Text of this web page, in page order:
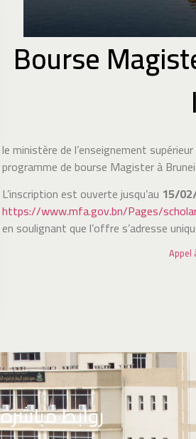
Bourse
le ministère de l’enseignement
programme de bourse Magister à
L’inscription est ouverte jusqu’au 15/
https://www.mfa.gov.bn/Pages/
en soulignant que l’offre s’adresse
Appel
روابط مباشرة